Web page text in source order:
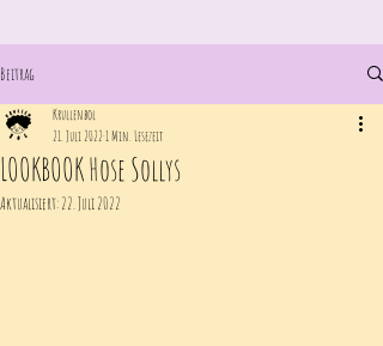
Beitrag
LOOKBOOK Hose Sollys
Krullenbol
21. Juli 2022 1 Min. Lesezeit
Aktualisiert:22. Juli 2022